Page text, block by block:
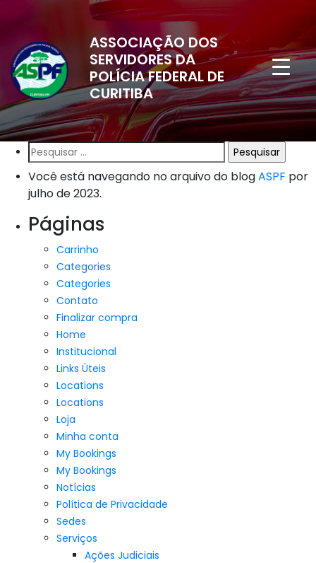
ASSOCIAÇÃO DOS
SERVIDORES DA
POLÍCIA FEDERAL DE
CURITIBA
Pesquisar
por:
Você está navegando no arquivo do blogASPF por
julho de 2023.
Páginas
Carrinho
Categories
Categories
Contato
Finalizar compra
Home
Institucional
Links Úteis
Locations
Locations
Loja
Minha conta
My Bookings
My Bookings
Notícias
Política de Privacidade
Sedes
Serviços
Ações Judiciais